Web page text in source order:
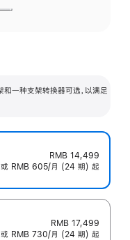
一种支架转换器可选，以满足
RMB 14,499
或 RMB 605/月 (24 期) 起
RMB 17,499
或 RMB 730/月 (24 期) 起